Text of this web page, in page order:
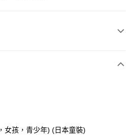
女孩，青少年) (日本童裝)